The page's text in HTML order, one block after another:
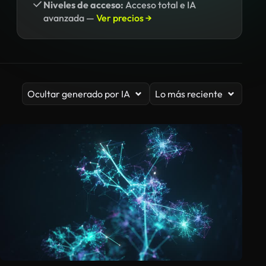
Niveles de acceso: Acceso total e IA
avanzada — Ver precios →
Ocultar generado por IA Lo más reciente